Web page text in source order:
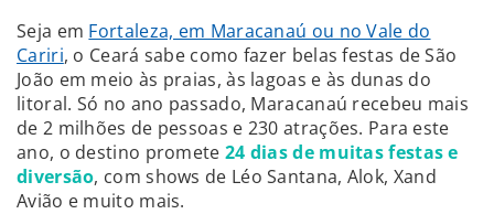
Seja em Fortaleza, em Maracanaú ou no Vale do
Cariri, o Ceará sabe como fazer belas festas de São
João em meio às praias, às lagoas e às dunas do
litoral. Só no ano passado, Maracanaú recebeu mais
de 2 milhões de pessoas e 230 atrações. Para este
ano, o destino promete 24 dias de muitas festas e
diversão, com shows de Léo Santana, Alok, Xand
Avião e muito mais.